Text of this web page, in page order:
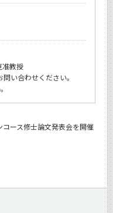
教授
い合わせください。
ース修士論文発表会を開催